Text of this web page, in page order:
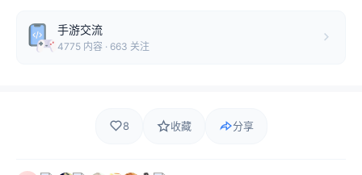
手游交流
4775 内容 · 663 关注
8 收藏 分享